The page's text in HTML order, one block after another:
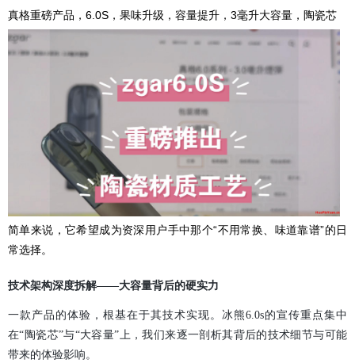
真格重磅产品，6.0S，果味升级，容量提升，3毫升大容量，陶瓷芯
简单来说，它希望成为资深用户手中那个“不用常换、味道靠谱”的日
常选择。
技术架构深度拆解——大容量背后的硬实力
一款产品的体验，根基在于其技术实现。冰熊6.0s的宣传重点集中
在“陶瓷芯”与“大容量”上，我们来逐一剖析其背后的技术细节与可能
带来的体验影响。